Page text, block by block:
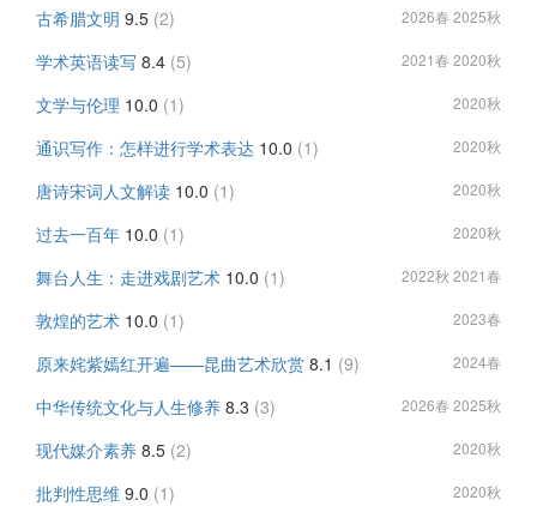
古希腊文明 9.5 (2) 2026春 2025秋
学术英语读写 8.4 (5) 2021春 2020秋
文学与伦理 10.0 (1) 2020秋
通识写作：怎样进行学术表达 10.0 (1) 2020秋
唐诗宋词人文解读 10.0 (1) 2020秋
过去一百年 10.0 (1) 2020秋
舞台人生：走进戏剧艺术 10.0 (1) 2022秋 2021春
敦煌的艺术 10.0 (1) 2023春
原来姹紫嫣红开遍——昆曲艺术欣赏 8.1 (9) 2024春
中华传统文化与人生修养 8.3 (3) 2026春 2025秋
现代媒介素养 8.5 (2) 2020秋
批判性思维 9.0 (1) 2020秋